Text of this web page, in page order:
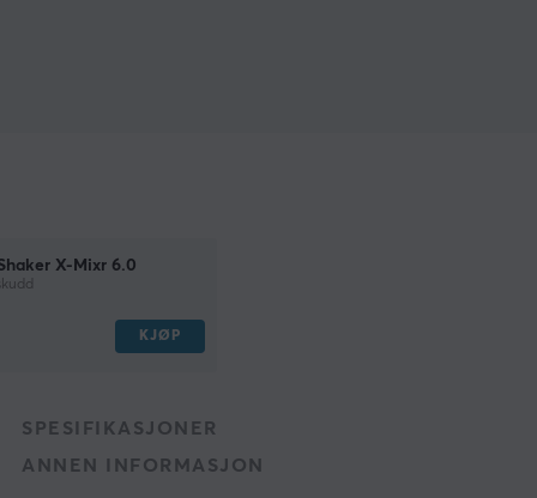
X-Mixr 6.0
KJØP
SPESIFIKASJONER
ANNEN INFORMASJON